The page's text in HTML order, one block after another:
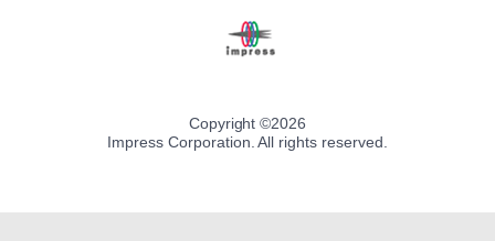
Copyright ©2026
Impress Corporation. All rights reserved.